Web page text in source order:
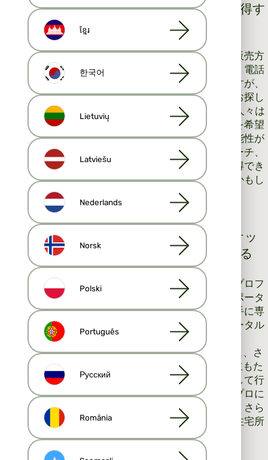
2. コールドコール – 不動産のリードを獲得す
る最良の方法の1つ
業界に不慣れで、まだ顧客がいない場合は、従来の販売方
法であるコールドコールに頼らなければなりません。電話
で不動産のリードを獲得するには粘り強さが必要ですが、
不動産のリードを獲得するコスト効率の良い方法をお探し
の場合は、これが唯一の選択肢の 1 つになります。人々は
常に、より小規模または大規模な物件への乗り換えを希望
するため、電話によって最初の顧客を獲得できる可能性が
高くなります。品質、プロフェッショナルなアプローチ、
第一印象の重要性を忘れなければ、すぐに仕事を獲得でき
なくても、クライアントは後であなたを覚えているかもし
れません。
3. 不動産情報ポータルやFacebookマーケッ
トプレイスで不動産の見込み客を見つける
さまざまな不動産物件情報ポータルにログインしてプロフ
ィールを作成します。ほぼすべての不動産物件情報ポータ
ルには、ブローカー検索サービスがあります。売り手に専
属のブローカーがいない場合は、不動産物件情報ポータル
からブローカーを探し始めるのがよいでしょう。
不動産情報ポータルや Facebook マーケットプレイス、さ
まざまな Facebook グループで連絡できる個人の売主もた
くさんいます。多くの人が、家の売却は仕事と並行して行
うのがよいと考えていますが、時間がかかるため、プロに
連絡してもらえるとうれしいという人も多くいます。さら
に、プロの不動産業者は、通常、自分の本業を持つ住宅所
有者よりも良い価格で家を売ってくれます。
ខ្មែរ
한국어
Lietuvių
Latviešu
Nederlands
Norsk
Polski
Português
Русский
România